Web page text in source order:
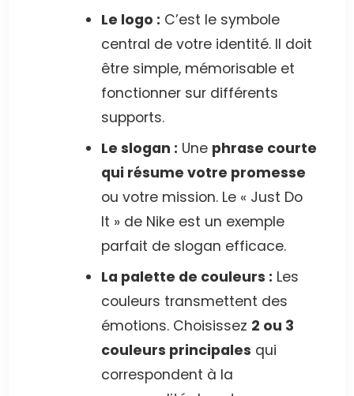
Le logo : C’est le symbole
central de votre identité. Il doit
être simple, mémorisable et
fonctionner sur différents
supports.
Le slogan : Une phrase courte
qui résume votre promesse
ou votre mission. Le « Just Do
It » de Nike est un exemple
parfait de slogan efficace.
La palette de couleurs : Les
couleurs transmettent des
émotions. Choisissez 2 ou 3
couleurs principales qui
correspondent à la